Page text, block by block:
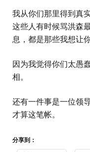
我从你们那里得到真
这些人有时候骂洪森
息，都是那些我想让
因为我觉得你们太愚
相。
还有一件事是一位领
才算这笔帐。
分享到：